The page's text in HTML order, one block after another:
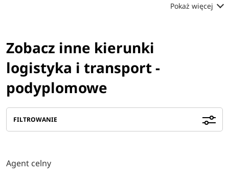
Pokaż więcej
Zobacz inne kierunki
logistyka i transport -
podyplomowe
FILTROWANIE
Agent celny